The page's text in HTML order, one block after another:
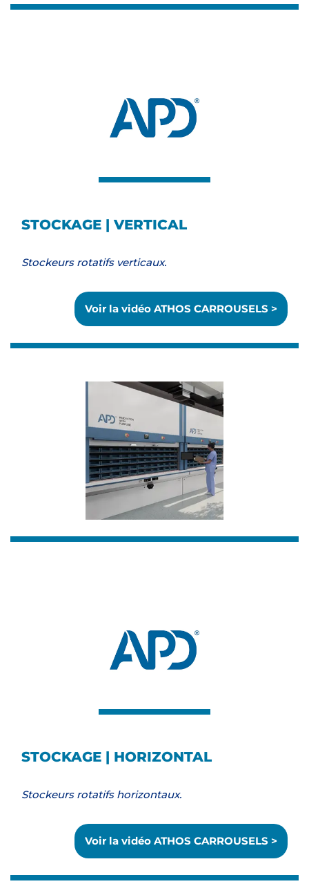
STOCKAGE | VERTICAL
Stockeurs rotatifs verticaux.
Voir la vidéo ATHOS CARROUSELS >
STOCKAGE | HORIZONTAL
Stockeurs rotatifs horizontaux.
Voir la vidéo ATHOS CARROUSELS >